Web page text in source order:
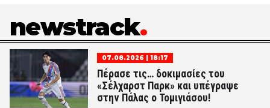
newstrack
07.08.2026 | 18:17
Πέρασε τις… δοκιμασίες του
«Σέλχαρστ Παρκ» και υπέγραψε
στην Πάλας ο Τομιγιάσου!